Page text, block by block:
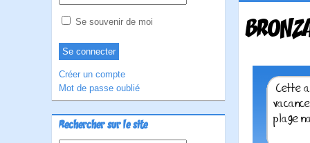
Se souvenir de moi
Créer un compte
Mot de passe oublié
Rechercher sur le site